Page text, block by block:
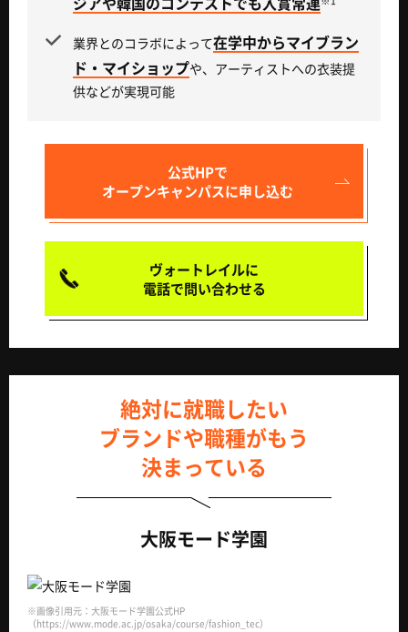
業界とのコラボによって在学中からマイブラン
ド・マイショップや、アーティストへの衣装提
供などが実現可能
公式HPで
オープンキャンパスに申し込む
ヴォートレイルに
電話で問い合わせる
絶対に就職したい
ブランドや職種がもう
決まっている
大阪モード学園
※画像引用元：大阪モード学園公式HP
（https://www.mode.ac.jp/osaka/course/basic）